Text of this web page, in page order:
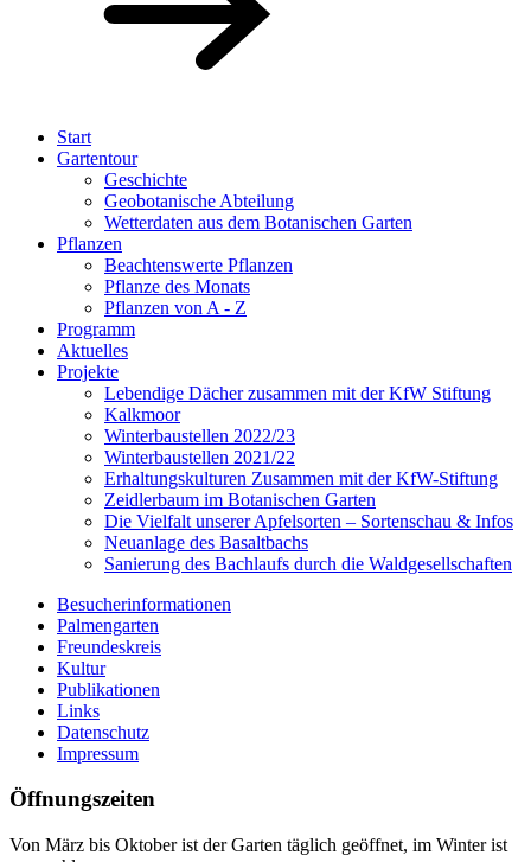
Start
Gartentour
Geschichte
Geobotanische Abteilung
Wetterdaten aus dem Botanischen Garten
Pflanzen
Beachtenswerte Pflanzen
Pflanze des Monats
Pflanzen von A - Z
Programm
Aktuelles
Projekte
Lebendige Dächer zusammen mit der KfW Stiftung
Kalkmoor
Winterbaustellen 2022/23
Winterbaustellen 2021/22
Erhaltungskulturen Zusammen mit der KfW-Stiftung
Zeidlerbaum im Botanischen Garten
Die Vielfalt unserer Apfelsorten – Sortenschau & Infos
Neuanlage des Basaltbachs
Sanierung des Bachlaufs durch die Waldgesellschaften
Besucherinformationen
Palmengarten
Freundeskreis
Kultur
Publikationen
Links
Datenschutz
Impressum
Öffnungszeiten
Von März bis Oktober ist der Garten täglich geöffnet, im Winter ist